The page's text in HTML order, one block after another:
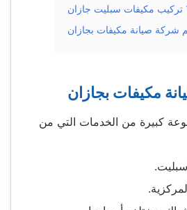
تركيب مكيفات سبليت جازان
شركة صيانة مكيفات بجازان
مكيفات بجازان
كبيرة من الخدمات التي من